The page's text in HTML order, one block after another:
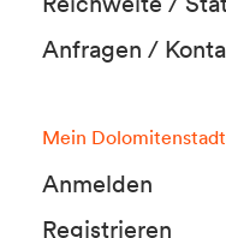
Anfragen /
Mein
Anmelden
Registrieren